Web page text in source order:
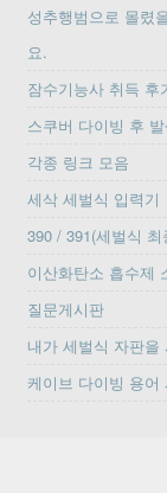
성추행범으로 몰렸
요.
잠수기능사 취득 후
스쿠버 다이빙 후
각종 링크 모음
세삭 세벌식 입력기
390 / 391(세벌식 최
이산화탄소 흡수제
질문게시판
내가 세벌식 자판을
케이브 다이빙 용어